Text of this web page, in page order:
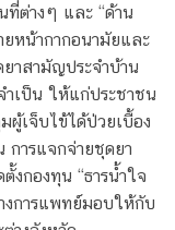
ต่างๆ และ “ด้าน
หน้ากากอนามัยและ
ยาสามัญประจำบ้าน
เป็น ให้แก่ประชาชน
เจ็บไข้ได้ป่วยเบื้อง
การแจกจ่ายชุดยา
กองทุน “ธารน้ำใจ
งการแพทย์มอบให้กับ